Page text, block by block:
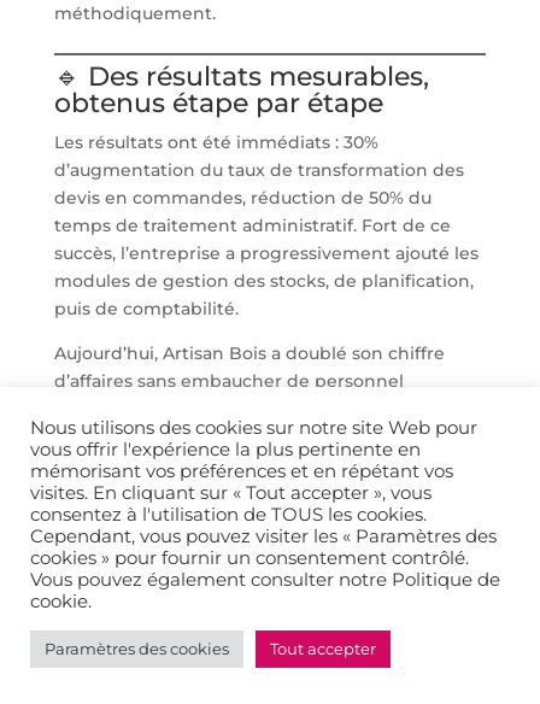
méthodiquement.
🔹 Des résultats mesurables,
obtenus étape par étape
Les résultats ont été immédiats : 30%
d’augmentation du taux de transformation des
devis en commandes, réduction de 50% du
temps de traitement administratif. Fort de ce
succès, l’entreprise a progressivement ajouté les
modules de gestion des stocks, de planification,
puis de comptabilité.
Aujourd’hui, Artisan Bois a doublé son chiffre
d’affaires sans embaucher de personnel
impressionnant encore, l’entreprise a développé
une activité e-commerce qui représente 25% de
son chiffre d’affaires, impensable avec l’ancien
système.
🔹 Une transformation facilitée
par la modularité d’Odoo
Cette transformation n’aurait pas été possible
Nous utilisons des cookies sur notre site Web pour
vous offrir l'expérience la plus pertinente en
mémorisant vos préférences et en répétant vos
visites. En cliquant sur « Tout accepter », vous
consentez à l'utilisation de TOUS les cookies.
Cependant, vous pouvez visiter les « Paramètres des
cookies » pour fournir un consentement contrôlé.
Vous pouvez également consulter notre Politique de
cookie.
Paramètres des cookies Tout accepter